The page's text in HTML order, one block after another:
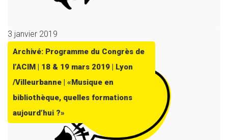
3 janvier 2019
Archivé: Programme du Congrès de
l’ACIM | 18 & 19 mars 2019 | Lyon
/Villeurbanne | «Musique en
bibliothèque, quelles formations
aujourd’hui ?»